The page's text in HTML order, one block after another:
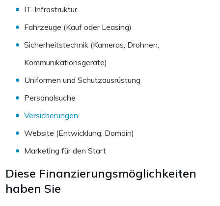
IT-Infrastruktur
Fahrzeuge (Kauf oder Leasing)
Sicherheitstechnik (Kameras, Drohnen,
Kommunikationsgeräte)
Uniformen und Schutzausrüstung
Personalsuche
Versicherungen
Website (Entwicklung, Domain)
Marketing für den Start
Diese Finanzierungsmöglichkeiten
haben Sie